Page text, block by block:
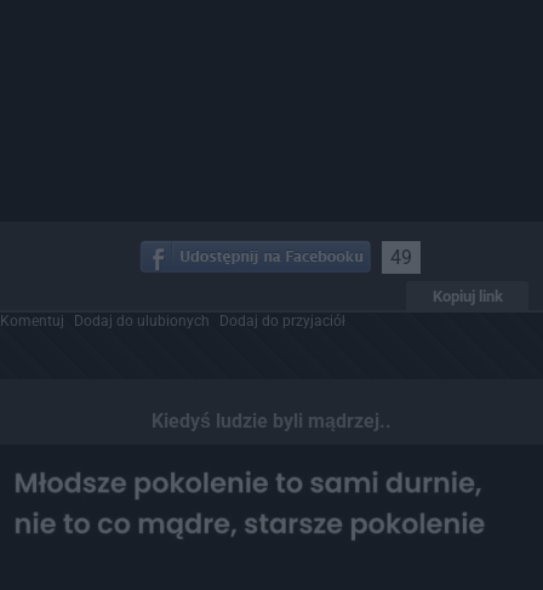
49
Kopiuj link
Komentuj Dodaj do ulubionych Dodaj do przyjaciół
Kiedyś ludzie byli mądrzej..